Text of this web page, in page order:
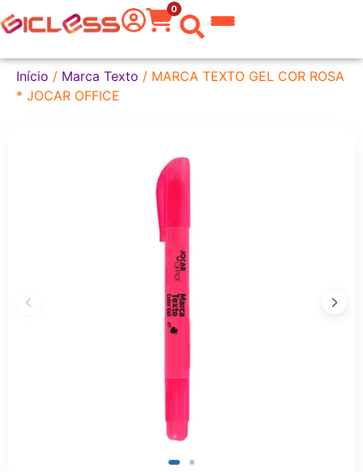
0
do Mundo
Início / Marca Texto / MARCA TEXTO GEL COR ROSA
* JOCAR OFFICE